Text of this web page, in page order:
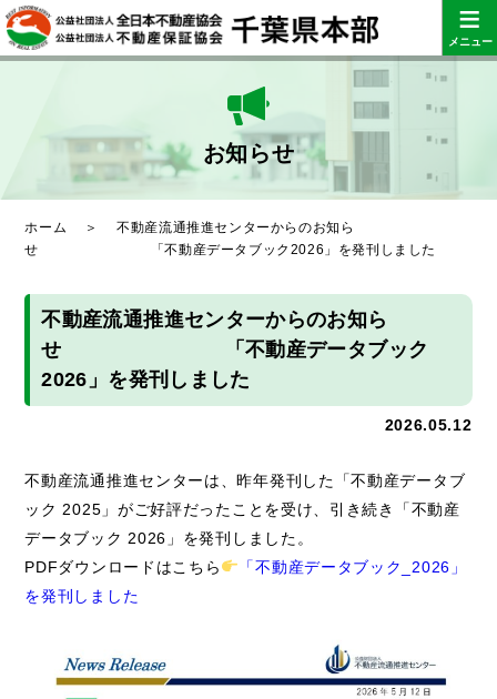
≡
メニュー
お知らせ
ホーム ＞不動産流通推進センターからのお知ら
せ 「不動産データブック2026」を発刊しました
不動産流通推進センターからのお知ら
せ 「不動産データブック
2026」を発刊しました
2026.05.12
不動産流通推進センターは、昨年発刊した「不動産データブ
ック 2025」がご好評だったことを受け、引き続き「不動産
データブック 2026」を発刊しました。
PDFダウンロードはこちら
「不動産データブック_2026」
を発刊しました